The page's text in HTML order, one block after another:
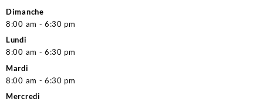
Dimanche
8:00 am - 6:30 pm
Lundi
8:00 am - 6:30 pm
Mardi
8:00 am - 6:30 pm
Mercredi